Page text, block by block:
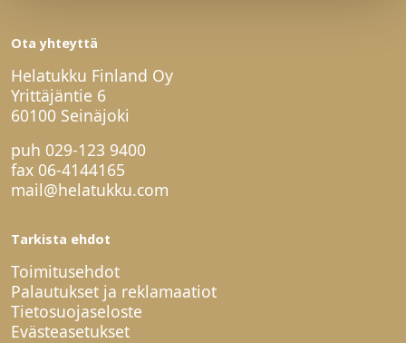
Ota yhteyttä
Helatukku Finland Oy
Yrittäjäntie 6
60100 Seinäjoki
puh 029-123 9400
fax 06-4144165
mail@helatukku.com
Tarkista ehdot
Toimitusehdot
Palautukset ja reklamaatiot
Tietosuojaseloste
Evästeasetukset